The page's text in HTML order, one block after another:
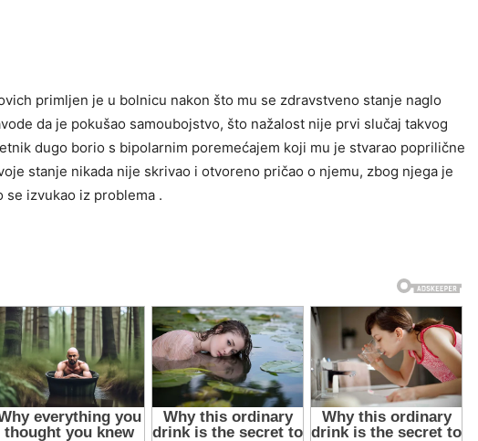
primljen je u bolnicu nakon što mu se zdravstveno stanje naglo
da je pokušao samoubojstvo, što nažalost nije prvi slučaj takvog
dugo borio s bipolarnim poremećajem koji mu je stvarao poprilične
stanje nikada nije skrivao i otvoreno pričao o njemu, zbog njega je
se izvukao iz problema .